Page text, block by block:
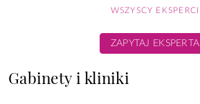
WSZYSCY EKSPERCI
ZAPYTAJ EKSPERTA
Gabinety i kliniki